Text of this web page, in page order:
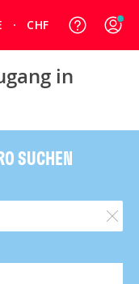
CHF
in
SUCHEN